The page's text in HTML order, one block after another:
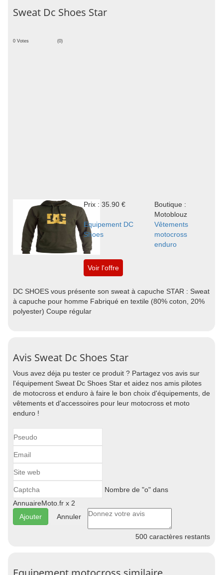
Sweat Dc Shoes Star
0 Votes (0)
Prix : 35.90 €
Boutique :
Motoblouz
Equipement DC
Shoes
Vêtements
motocross
enduro
Voir l'offre
DC SHOES vous présente son sweat à capuche STAR : Sweat
à capuche pour homme Fabriqué en textile (80% coton, 20%
polyester) Coupe régular
Avis Sweat Dc Shoes Star
Vous avez déja pu tester ce produit ? Partagez vos avis sur
l'équipement Sweat Dc Shoes Star et aidez nos amis pilotes
de motocross et enduro à faire le bon choix d'équipements, de
vêtements et d'accessoires pour leur motocross et moto
enduro !
Nombre de "o" dans
AnnuaireMoto.fr x 2
Annuler
500 caractères restants